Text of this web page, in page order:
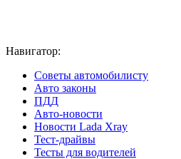
Навигатор:
Советы автомобилисту
Авто законы
ПДД
Авто-новости
Новости Lada Xray
Тест-драйвы
Тесты для водителей